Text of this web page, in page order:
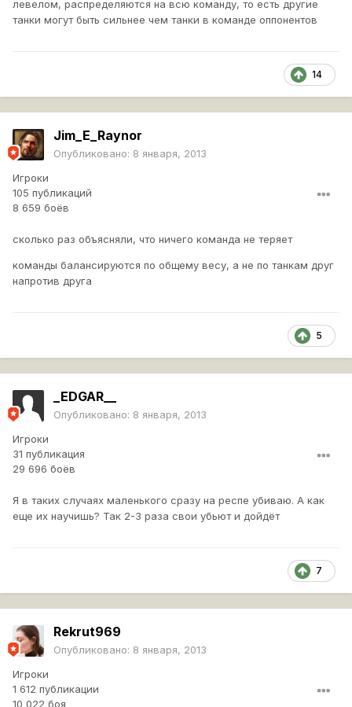
левелом, распределяются на всю команду, то есть другие
танки могут быть сильнее чем танки в команде оппонентов
14
Jim_E_Raynor
Опубликовано: 8 января, 2013
Игроки
105 публикаций
8 659 боёв
сколько раз объясняли, что ничего команда не теряет
команды балансируются по общему весу, а не по танкам друг
напротив друга
5
_EDGAR__
Опубликовано: 8 января, 2013
Игроки
31 публикация
29 696 боёв
Я в таких случаях маленького сразу на респе убиваю. А как
еще их научишь? Так 2-3 раза свои убьют и дойдёт
7
Rekrut969
Опубликовано: 8 января, 2013
Игроки
1 612 публикации
10 022 боя